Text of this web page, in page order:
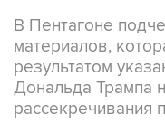
В Пентагоне
материалов,
результатом
Дональда Трампа
рассекречивания